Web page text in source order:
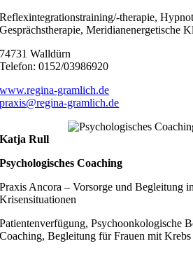
Reflexintegrationstraining/-therapie,
Gesprächstherapie, Meridianenergetische
74731 Walldürn
Telefon: 0152/03986920
www.regina-gramlich.de
praxis@regina-gramlich.de
Katja Rull
Psychologisches Coaching
Praxis Ancora – Vorsorge und Begleitung
Krisensituationen
Patientenverfügung, Psychoonkologische
Coaching, Begleitung für Frauen mit Krebs